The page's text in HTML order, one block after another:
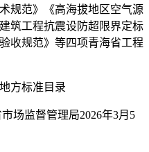
规范》《高海拔地区空气源
筑工程抗震设防超限界定标
收规范》等四项青海省工程
方标准目录
场监督管理局2026年3月5